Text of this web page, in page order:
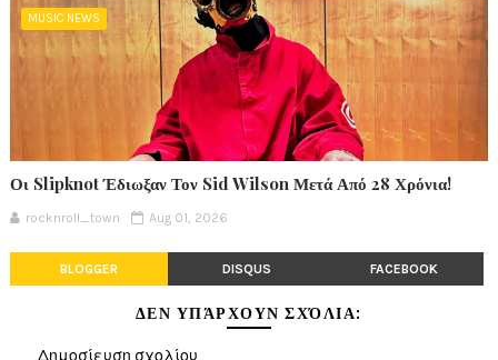
MUSIC NEWS
Οι Slipknot Έδιωξαν Τον Sid Wilson Μετά Από 28 Χρόνια!
rocknroll_town Aug 01, 2026
BLOGGER DISQUS FACEBOOK
ΔΕΝ ΥΠΆΡΧΟΥΝ ΣΧΌΛΙΑ:
Δημοσίευση σχολίου